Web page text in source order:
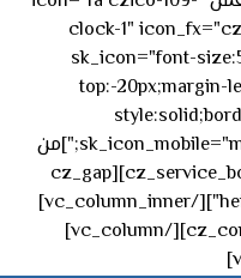
clock-1"
sk_icon="font-
top:-20px;margin-
sk_icon_mobile="margin-right:0px;margin-left:0px;"]من
الاثنين إلى الجمعة ٩:٠٠ - ١٧:٠٠[/cz_service_box][cz_gap
height="0px" height_tablet="50px"][/vc_column_inner]
[/vc_row_inner][/cz_content_box][/vc_column]